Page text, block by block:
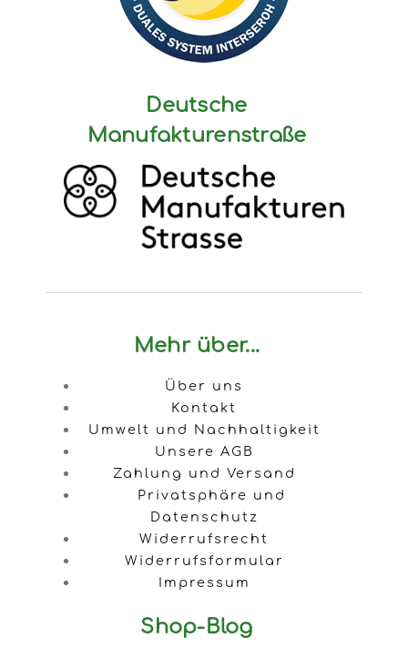
Deutsche
Manufakturenstraße
Mehr über...
Über uns
Kontakt
Umwelt und Nachhaltigkeit
Unsere AGB
Zahlung und Versand
Privatsphäre und
Datenschutz
Widerrufsrecht
Widerrufsformular
Impressum
Shop-Blog